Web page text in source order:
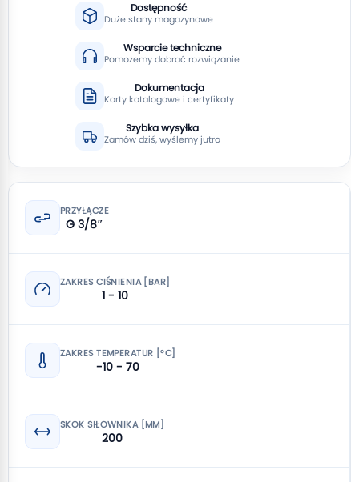
Dostępność
Duże stany magazynowe
Wsparcie techniczne
Pomożemy dobrać rozwiązanie
Dokumentacja
Karty katalogowe i certyfikaty
Szybka wysyłka
Zamów dziś, wyślemy jutro
PRZYŁĄCZE
G 3/8″
ZAKRES CIŚNIENIA [BAR]
1 - 10
ZAKRES TEMPERATUR [°C]
-10 - 70
SKOK SIŁOWNIKA [MM]
200